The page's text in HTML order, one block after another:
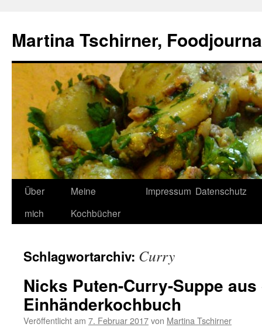
springen
Martina Tschirner,
Über
mich
Meine
Kochbücher
Impressum Datenschutz
Schlagwortarchiv: Curry
Nicks Puten-Curry-Suppe aus
Einhänderkochbuch
Veröffentlicht am 7. Februar 2017von Martina Tschirner